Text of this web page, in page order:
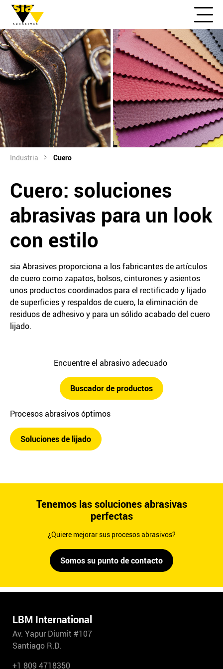
Industria Cuero
Cuero: soluciones
abrasivas para un look
con estilo
sia Abrasives proporciona a los fabricantes de artículos
de cuero como zapatos, bolsos, cinturones y asientos
unos productos coordinados para el rectificado y lijado
de superficies y respaldos de cuero, la eliminación de
residuos de adhesivo y para un sólido acabado del cuero
lijado.
Encuentre el abrasivo adecuado
Buscador de productos
Procesos abrasivos óptimos
Soluciones de lijado
Tenemos las soluciones abrasivas
perfectas
¿Quiere mejorar sus procesos abrasivos?
Somos su punto de contacto
LBM International
Av. Yapur Diumit #107
Santiago R.D.
+1 809 4718350